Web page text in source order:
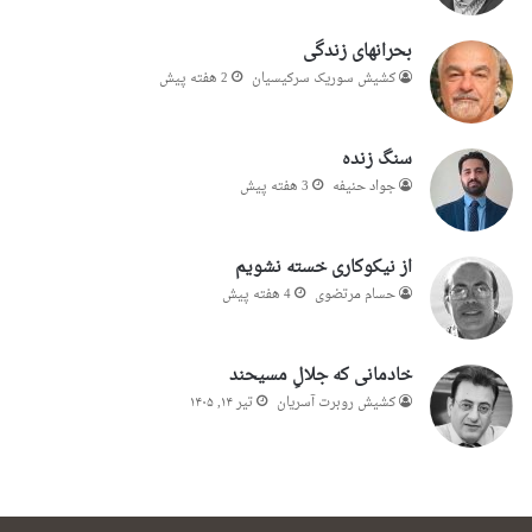
بحرانهای زندگی
کشیش سوریک سرکیسیان 2 هفته پیش
سنگ زنده
جواد حنیفه 3 هفته پیش
از نیکوکاری خسته نشویم
حسام مرتضوی 4 هفته پیش
خادمانی که جلالِ مسیحند
کشیش روبرت آسریان تیر ۱۴, ۱۴۰۵